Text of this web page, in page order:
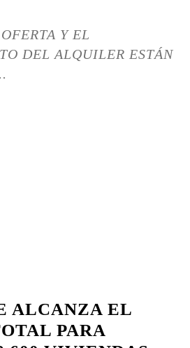
Y EL
DEL ALQUILER ESTÁN
ALCANZA EL
PARA